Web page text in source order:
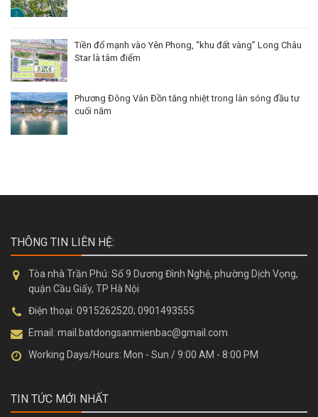
Tiền đổ mạnh vào Yên Phong, “khu đất vàng” Long Châu
Star là tâm điểm
Phương Đông Vân Đồn tăng nhiệt trong làn sóng đầu tư
cuối năm
THÔNG TIN LIÊN HỆ:
Tòa nhà Trần Phú: Số 9 Dương Đình Nghệ, phường Dịch Vọng,
quận Cầu Giấy, TP Hà Nội
Điện thoại: 0915262520; 0901493555
Email: mail.batdongsanmienbac@gmail.com
Working Days/Hours: Mon - Sun / 9:00 AM - 8:00 PM
TIN TỨC MỚI NHẤT